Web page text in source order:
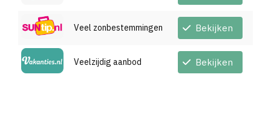
Veel zonbestemmingen Bekijken
Veelzijdig aanbod Bekijken